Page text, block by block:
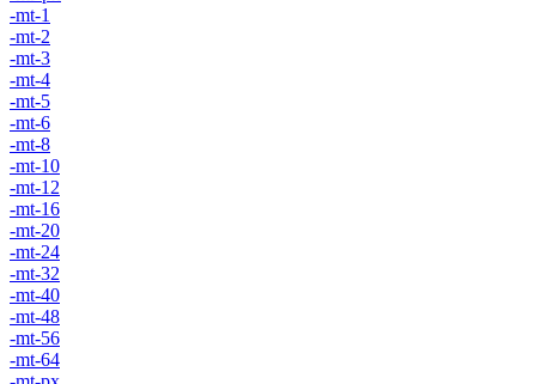
-mt-1
-mt-2
-mt-3
-mt-4
-mt-5
-mt-6
-mt-8
-mt-10
-mt-12
-mt-16
-mt-20
-mt-24
-mt-32
-mt-40
-mt-48
-mt-56
-mt-64